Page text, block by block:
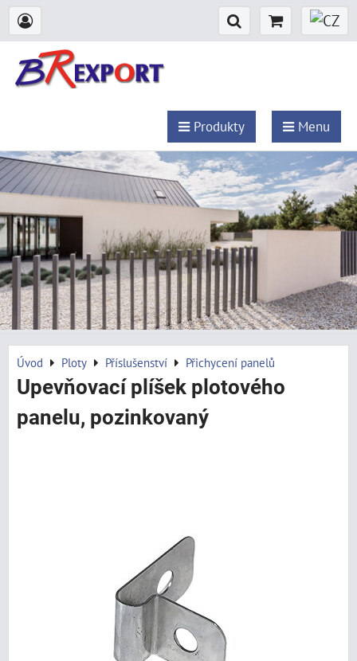
Produkty Menu
Úvod Ploty Příslušenství Přichycení panelů
Upevňovací plíšek plotového
panelu, pozinkovaný